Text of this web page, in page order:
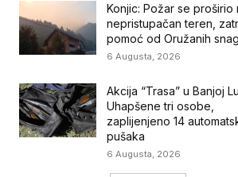
Konjic: Požar se proširio
nepristupačan teren,
pomoć od Oružanih
6 Augusta, 2026
Akcija “Trasa” u Banjoj
Uhapšene tri osobe,
zaplijenjeno 14
pušaka
6 Augusta, 2026